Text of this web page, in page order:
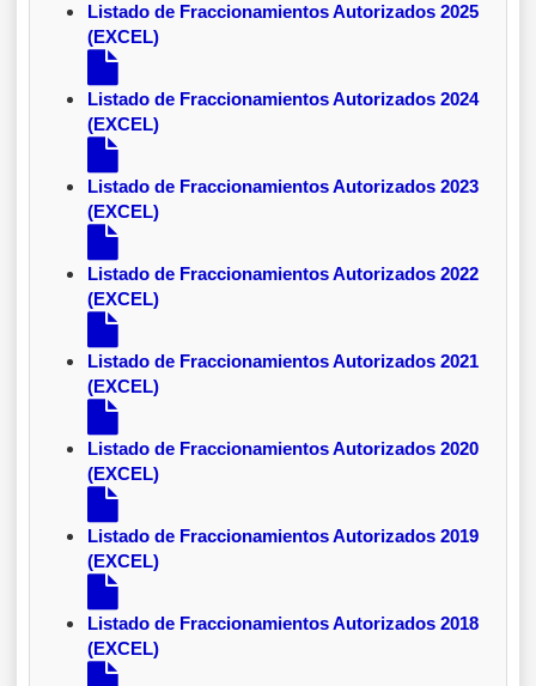
Listado de Fraccionamientos Autorizados 2025
(EXCEL)
Listado de Fraccionamientos Autorizados 2024
(EXCEL)
Listado de Fraccionamientos Autorizados 2023
(EXCEL)
Listado de Fraccionamientos Autorizados 2022
(EXCEL)
Listado de Fraccionamientos Autorizados 2021
(EXCEL)
Listado de Fraccionamientos Autorizados 2020
(EXCEL)
Listado de Fraccionamientos Autorizados 2019
(EXCEL)
Listado de Fraccionamientos Autorizados 2018
(EXCEL)